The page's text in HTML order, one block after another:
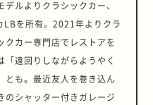
ルよりクラシックカー、
を所有。2021年よりクラ
クカー専門店でレストアを
遠回りしながらようやく
とも。最近友人を巻き込ん
のシャッター付きガレージ